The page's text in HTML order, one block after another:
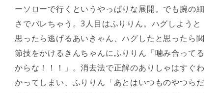
ーソローで行くというやっぱりな展開。でも腕の細
さでバレちゃう。3人目はふりりん。ハグしようと
思ったら逃げるあいきゃん、ハグしたと思ったら関
節技をかけるきんちゃんにふりりん「噛み合ってる
からな！！！」。消去法で正解のありしゃはすぐわ
かってしまい、ふりりん「あとはいつものやつらだ